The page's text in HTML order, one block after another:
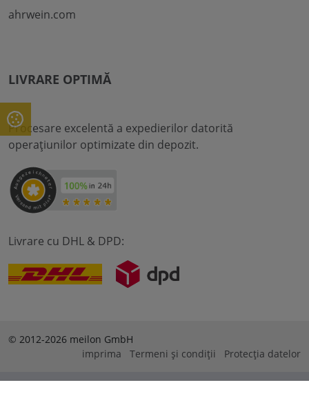
ahrwein.com
LIVRARE OPTIMĂ
Procesare excelentă a expedierilor datorită
operațiunilor optimizate din depozit.
Livrare cu DHL & DPD:
© 2012-2026 meilon GmbH
imprima
Termeni și condiții Protecția datelor